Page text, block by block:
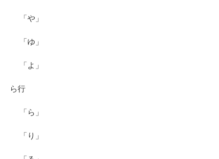
「や」
「ゆ」
「よ」
ら行
「ら」
「り」